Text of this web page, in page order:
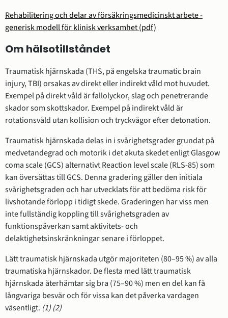
Rehabilitering och delar av försäkringsmedicinskt arbete -
generisk modell för klinisk verksamhet (pdf)
Om hälsotillståndet
Traumatisk hjärnskada (THS, på engelska traumatic brain
injury, TBI) orsakas av direkt eller indirekt våld mot huvudet.
Exempel på direkt våld är fallolyckor, slag och penetrerande
skador som skottskador. Exempel på indirekt våld är
rotationsvåld utan kollision och tryckvågor efter detonation.
Traumatisk hjärnskada delas in i svårighetsgrader grundat på
medvetandegrad och motorik i det akuta skedet enligt Glasgow
coma scale (GCS) alternativt Reaction level scale (RLS-85) som
kan översättas till GCS. Denna gradering gäller den initiala
svårighetsgraden och har utvecklats för att bedöma risk för
livshotande förlopp i tidigt skede. Graderingen har viss men
inte fullständig koppling till svårighetsgraden av
funktionspåverkan samt aktivitets- och
delaktighetsinskränkningar senare i förloppet.
Lätt traumatisk hjärnskada utgör majoriteten (80–95 %) av alla
traumatiska hjärnskador. De flesta med lätt traumatisk
hjärnskada återhämtar sig bra (75–90 %) men en del kan få
långvariga besvär och för vissa kan det påverka vardagen
väsentligt. (1) (2)